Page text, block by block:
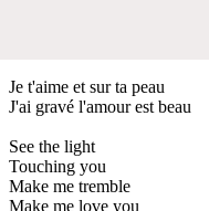
Je t'aime et sur ta peau
J'ai gravé l'amour est beau
See the light
Touching you
Make me tremble
Make me love you